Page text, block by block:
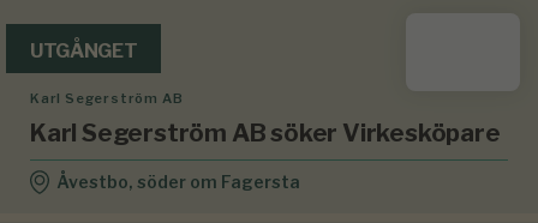
UTGÅNGET
Karl Segerström AB
Karl Segerström AB söker Virkesköpare
Åvestbo, söder om Fagersta